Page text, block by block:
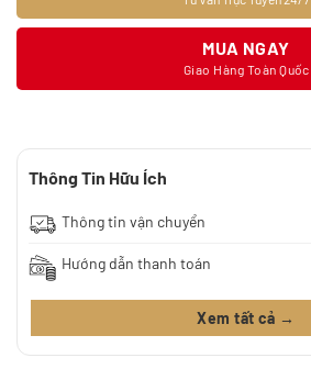
MUA NGAY
Giao Hàng Toàn Quốc
Thông Tin Hữu Ích
Thông tin vận chuyển
Hướng dẫn thanh toán
Xem tất cả →